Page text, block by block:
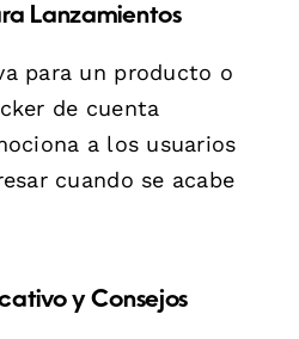
Lanzamientos
para un producto o
de cuenta
a los usuarios
cuando se acabe
y Consejos